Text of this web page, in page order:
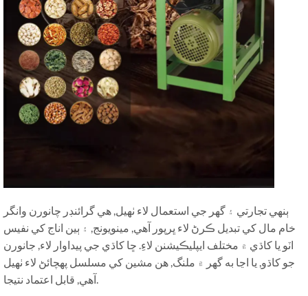
ٻنهي تجارتي ۽ گهر جي استعمال لاء ٺهيل, هي گرائنڊر چانورن وانگر
خام مال کي تبديل ڪرڻ لاء ڀرپور آهي, مينويونج, ۽ ٻين اناج کي نفيس
اٽو يا کاڌي ۾ مختلف ايپليڪيشنن لاءِ. ڇا کاڌي جي پيداوار لاء, جانورن
جو کاڌو, يا اڃا به گهر ۾ ملنگ, هن مشين کي مسلسل پهچائڻ لاء ٺهيل
آهي, قابل اعتماد نتيجا.